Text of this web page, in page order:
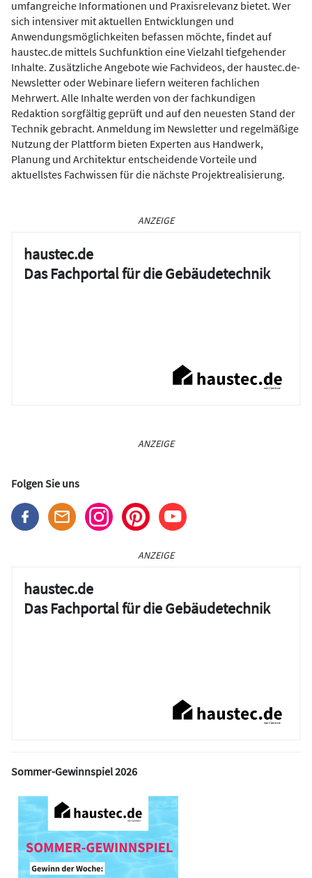
umfangreiche Informationen und Praxisrelevanz bietet. Wer
sich intensiver mit aktuellen Entwicklungen und
Anwendungsmöglichkeiten befassen möchte, findet auf
haustec.de mittels Suchfunktion eine Vielzahl tiefgehender
Inhalte. Zusätzliche Angebote wie Fachvideos, der haustec.de-
Newsletter oder Webinare liefern weiteren fachlichen
Mehrwert. Alle Inhalte werden von der fachkundigen
Redaktion sorgfältig geprüft und auf den neuesten Stand der
Technik gebracht. Anmeldung im Newsletter und regelmäßige
Nutzung der Plattform bieten Experten aus Handwerk,
Planung und Architektur entscheidende Vorteile und
aktuellstes Fachwissen für die nächste Projektrealisierung.
ANZEIGE
haustec.de
Das Fachportal für die Gebäudetechnik
ANZEIGE
Folgen Sie uns
ANZEIGE
haustec.de
Das Fachportal für die Gebäudetechnik
Sommer-Gewinnspiel 2026